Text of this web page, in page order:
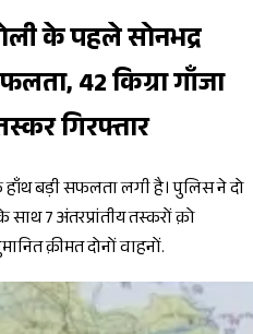
के पहले सोनभद्र
42 किग्रा गाँजा
गिरफ्तार
बड़ी सफलता लगी है। पुलिस ने दो
साथ 7 अंतरप्रांतीय तस्करों क़ो
क़ीमत दोनों वाहनों.